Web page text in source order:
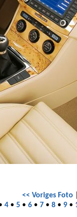
<< Voriges Foto
4 • 5 • 6 • 7 • 8 • 9 •